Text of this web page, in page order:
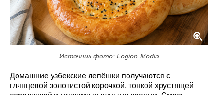
Источник фото: Legion-Media
Домашние узбекские лепёшки получаются с
глянцевой золотистой корочкой, тонкой хрустящей